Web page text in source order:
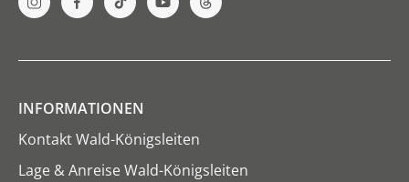
INFORMATIONEN
Kontakt Wald-Königsleiten
Lage & Anreise Wald-Königsleiten